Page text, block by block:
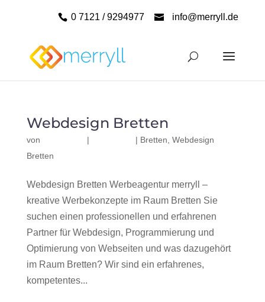
0 7121 / 9294977 info@merryll.de
Webdesign Bretten
von | | Bretten Webdesign
Bretten
Webdesign Bretten Werbeagentur merryll –
kreative Werbekonzepte im Raum Bretten Sie
suchen einen professionellen und erfahrenen
Partner für Webdesign, Programmierung und
Optimierung von Webseiten und was dazugehört
im Raum Bretten? Wir sind ein erfahrenes,
kompetentes...